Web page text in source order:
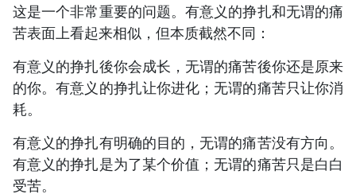
这是一个非常重要的问题。有意义的挣扎和无谓的痛
苦表面上看起来相似，但本质截然不同：
有意义的挣扎後你会成长，无谓的痛苦後你还是原来
的你。有意义的挣扎让你进化；无谓的痛苦只让你消
耗。
有意义的挣扎有明确的目的，无谓的痛苦没有方向。
有意义的挣扎是为了某个价值；无谓的痛苦只是白白
受苦。